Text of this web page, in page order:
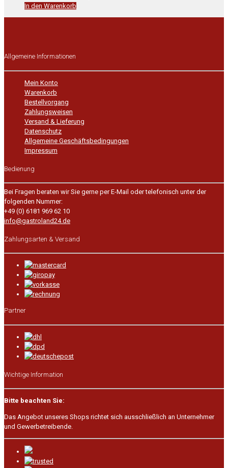
In den Warenkorb
Allgemeine Informationen
Mein Konto
Warenkorb
Bestellvorgang
Zahlungsweisen
Versand & Lieferung
Datenschutz
Allgemeine Geschäftsbedingungen
Impressum
Bedienung
Bei Fragen beraten wir Sie gerne per E-Mail oder telefonisch unter der
folgenden Nummer:
+49 (0) 6181 969 62 10
info@gastroland24.de
Zahlungsarten & Versand
Partner
Wichtige Information
Bitte beachten Sie:
Das Angebot unseres Shops richtet sich ausschließlich an Unternehmer
und Gewerbetreibende.